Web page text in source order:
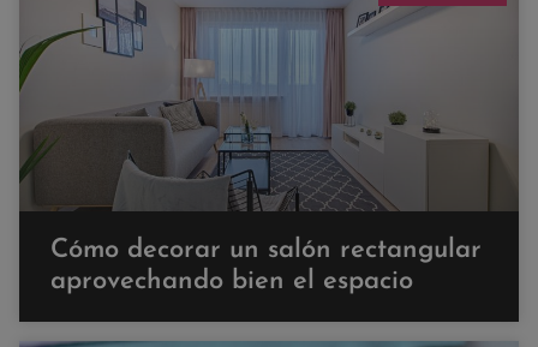
Cómo decorar un salón rectangular
aprovechando bien el espacio